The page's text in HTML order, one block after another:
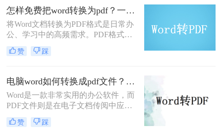
呢？本文将介绍5种常用的转换方
法，涵盖从免费工具到专业软件的多
种选择。
怎样免费把word转换为pdf？一文掌握所有常用方法！
将Word文档转换为PDF格式是日常办
公、学习中的高频需求。PDF格式能
确保文件内容在不同设备上显示一
致，且不易被篡改。那么怎样免费把
种免费转换方法，助你高效完成转
换。
赞 踩
电脑word如何转换成pdf文件？教你4个方法轻松完成转换任务！
Word是一款非常实用的办公软件，而
PDF文件则是在电子文档传阅中应用
广泛的格式，因此很多人常常需要将
Word文件转换成PDF文件。那么电脑
赞 踩